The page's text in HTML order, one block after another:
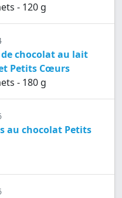
- 120 g
chocolat au lait
Petits Cœurs
- 180 g
au chocolat Petits